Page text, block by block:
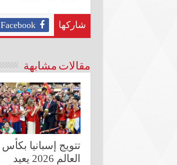
شاركها Facebook
مقالات مشابهة
تتويج إسبانيا بكأس
العالم 2026 يعيد